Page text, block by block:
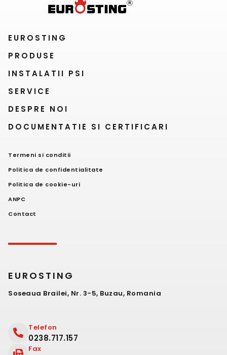
EUROSTING
PRODUSE
INSTALATII PSI
SERVICE
DESPRE NOI
DOCUMENTATIE SI CERTIFICARI
Termeni si conditii
Politica de confidentialitate
Politica de cookie-uri
ANPC
Contact
EUROSTING
Soseaua Brailei, Nr. 3-5, Buzau, Romania
Telefon
0238.717.157
Fax